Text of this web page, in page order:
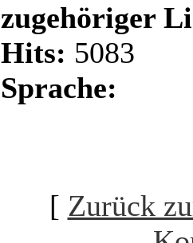
zugehöriger
Hits: 5083
Sprache:
[ Zurück